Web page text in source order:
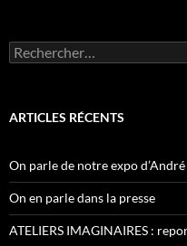
Rechercher :
ARTICLES RÉCENTS
On parle de notre expo d’André
On en parle dans la presse
ATELIERS IMAGINAIRES :